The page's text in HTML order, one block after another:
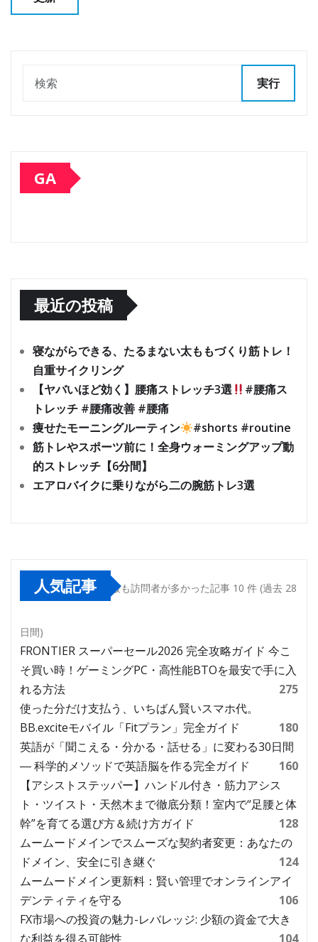
実行
GA
最近の投稿
寝ながらできる、たるまない太ももづくり筋トレ！
自重サイクリング
【ヤバいほど効く】腰痛ストレッチ3選
#腰痛ス
トレッチ #腰痛改善 #腰痛
痩せたモーニングルーティン
#shorts #routine
筋トレやスポーツ前に！全身ウォーミングアップ動
的ストレッチ【6分間】
エアロバイクに乗りながら二の腕筋トレ3選
人気記事 最も訪問者が多かった記事 10 件 (過去 28
日間)
FRONTIER スーパーセール2026 完全攻略ガイド 今こ
そ買い時！ゲーミングPC・高性能BTOを最安で手に入
れる方法
275
使った分だけ支払う、いちばん賢いスマホ代。
BB.exciteモバイル「Fitプラン」完全ガイド
180
英語が「聞こえる・分かる・話せる」に変わる30日間
― 科学的メソッドで英語脳を作る完全ガイド
160
【アシストステッパー】ハンドル付き・筋力アシス
ト・ツイスト・天然木まで徹底分類！室内で“足腰と体
幹”を育てる選び方＆続け方ガイド
128
ムームードメインでスムーズな契約者変更：あなたの
ドメイン、安全に引き継ぐ
124
ムームードメイン更新料：賢い管理でオンラインアイ
デンティティを守る
106
FX市場への投資の魅力-レバレッジ: 少額の資金で大き
な利益を得る可能性
104